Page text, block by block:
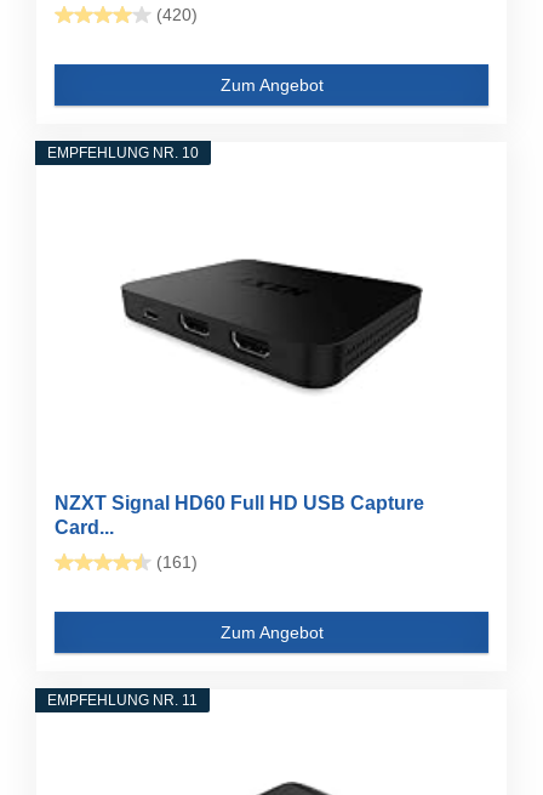
(420)
Zum Angebot
EMPFEHLUNG NR. 10
NZXT Signal HD60 Full HD USB Capture
Card...
(161)
Zum Angebot
EMPFEHLUNG NR. 11